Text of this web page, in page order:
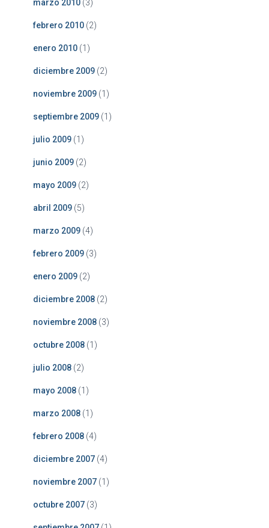
marzo 2010 (3)
febrero 2010 (2)
enero 2010 (1)
diciembre 2009 (2)
noviembre 2009 (1)
septiembre 2009 (1)
julio 2009 (1)
junio 2009 (2)
mayo 2009 (2)
abril 2009 (5)
marzo 2009 (4)
febrero 2009 (3)
enero 2009 (2)
diciembre 2008 (2)
noviembre 2008 (3)
octubre 2008 (1)
julio 2008 (2)
mayo 2008 (1)
marzo 2008 (1)
febrero 2008 (4)
diciembre 2007 (4)
noviembre 2007 (1)
octubre 2007 (3)